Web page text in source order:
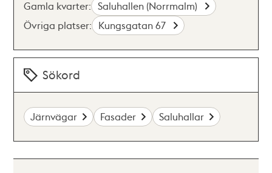
Gamla kvarter: Saluhallen (Norrmalm)
Övriga platser: Kungsgatan 67
Sökord
Järnvägar Fasader Saluhallar